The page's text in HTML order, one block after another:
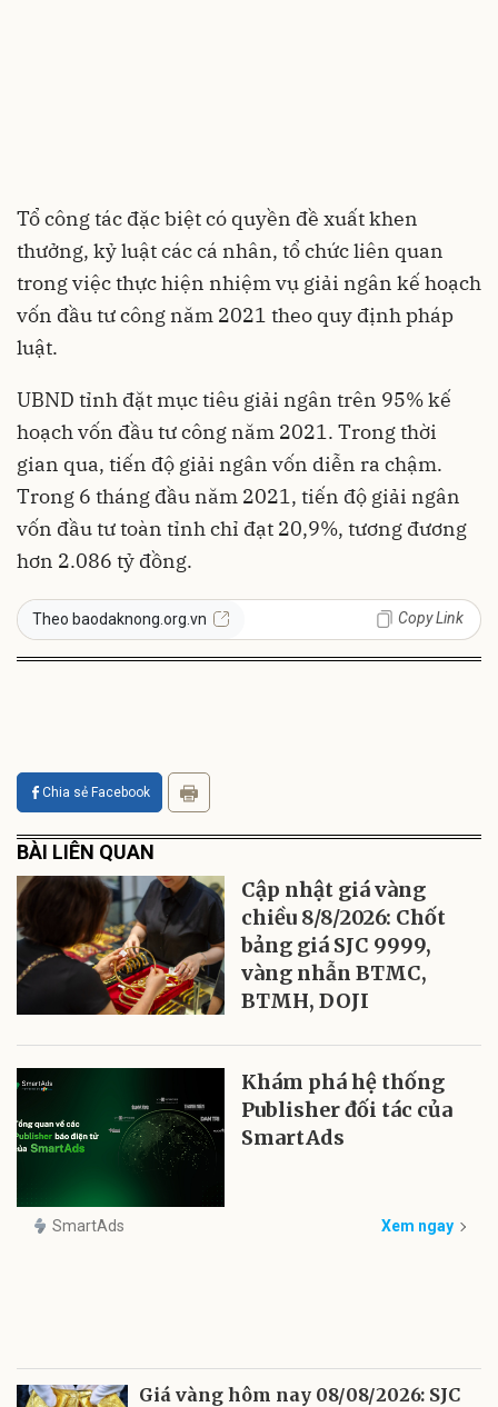
Tổ công tác đặc biệt có quyền đề xuất khen
thưởng, kỷ luật các cá nhân, tổ chức liên quan
trong việc thực hiện nhiệm vụ giải ngân kế hoạch
vốn đầu tư công năm 2021 theo quy định pháp
luật.
UBND tỉnh đặt mục tiêu giải ngân trên 95% kế
hoạch vốn đầu tư công năm 2021. Trong thời
gian qua, tiến độ giải ngân vốn diễn ra chậm.
Trong 6 tháng đầu năm 2021, tiến độ giải ngân
vốn đầu tư toàn tỉnh chỉ đạt 20,9%, tương đương
hơn 2.086 tỷ đồng.
Theo baodaknong.org.vn Copy Link
Chia sẻ Facebook
BÀI LIÊN QUAN
Cập nhật giá vàng
chiều 8/8/2026: Chốt
bảng giá SJC 9999,
vàng nhẫn BTMC,
BTMH, DOJI
Khám phá hệ thống
Publisher đối tác của
SmartAds
SmartAds Xem ngay
Giá vàng hôm nay 08/08/2026: SJC